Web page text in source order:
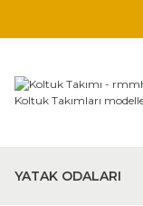
YATAK ODALARI